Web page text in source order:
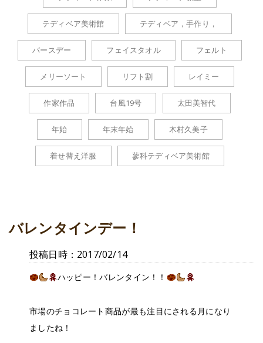
テディベア美術館 テディベア，手作り，
バースデー フェイスタオル フェルト
メリーソート リフト割 レイミー
作家作品 台風19号 太田美智代
年始 年末年始 木村久美子
着せ替え洋服 蓼科テディベア美術館
バレンタインデー！
投稿日時：2017/02/14
ハッピー！バレンタイン！！
市場のチョコレート商品が最も注目にされる月になり
ましたね！